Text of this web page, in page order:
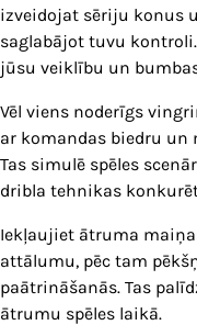
izveidojat sēriju konus
saglabājot tuvu
jūsu veiklību un
Vēl viens noderīgs
ar komandas biedru un
Tas simulē spēles
dribla tehnikas
Iekļaujiet ātruma
attālumu, pēc tam
paātrināšanās. Tas
ātrumu spēles laikā.